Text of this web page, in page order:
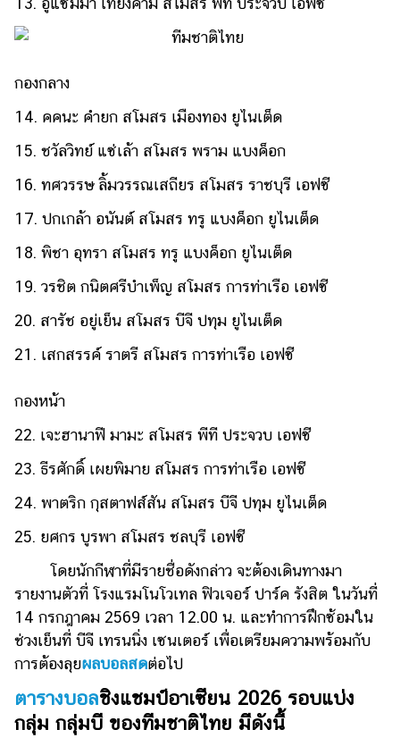
และ
เลี้ยง
Infographic
บริการ
กระปุก
คอร์ส
เลข
โฆษณา
แจ้ง
งาน
เรา
กองกลาง
14. คคนะ คำยก สโมสร เมืองทอง ยูไนเต็ด
15. ชวัลวิทย์ แซ่เล้า สโมสร พราม แบงค็อก
16. ทศวรรษ ลิ้มวรรณเสถียร สโมสร ราชบุรี เอฟซี
17. ปกเกล้า อนันต์ สโมสร ทรู แบงค็อก ยูไนเต็ด
18. พิชา อุทรา สโมสร ทรู แบงค็อก ยูไนเต็ด
19. วรชิต กนิตศรีบำเพ็ญ สโมสร การท่าเรือ เอฟซี
20. สารัช อยู่เย็น สโมสร บีจี ปทุม ยูไนเต็ด
21. เสกสรรค์ ราตรี สโมสร การท่าเรือ เอฟซี
กองหน้า
22. เจะฮานาฟี มามะ สโมสร พีที ประจวบ เอฟซี
23. ธีรศักดิ์ เผยพิมาย สโมสร การท่าเรือ เอฟซี ​
24. พาตริก กุสตาฟส์สัน สโมสร บีจี ปทุม ยูไนเต็ด
25. ยศกร บูรพา สโมสร ชลบุรี เอฟซี
โดยนักกีฬาที่มีรายชื่อดังกล่าว จะต้องเดินทางมา
รายงานตัวที่ โรงแรมโนโวเทล ฟิวเจอร์ ปาร์ค รังสิต ในวันที่
14 กรกฎาคม 2569 เวลา 12.00 น. และทำการฝึกซ้อมใน
ช่วงเย็นที่ บีจี เทรนนิ่ง เซนเตอร์ เพื่อเตรียมความพร้อมกับ
การต้องลุยผลบอลสดต่อไป
ตารางบอลชิงแชมป์อาเซียน 2026 รอบแบ่ง
กลุ่ม กลุ่มบี ของทีมชาติไทย มีดังนี้